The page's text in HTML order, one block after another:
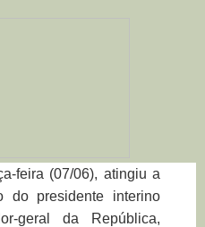
feira (07/06), atingiu a
do presidente interino
geral da República,